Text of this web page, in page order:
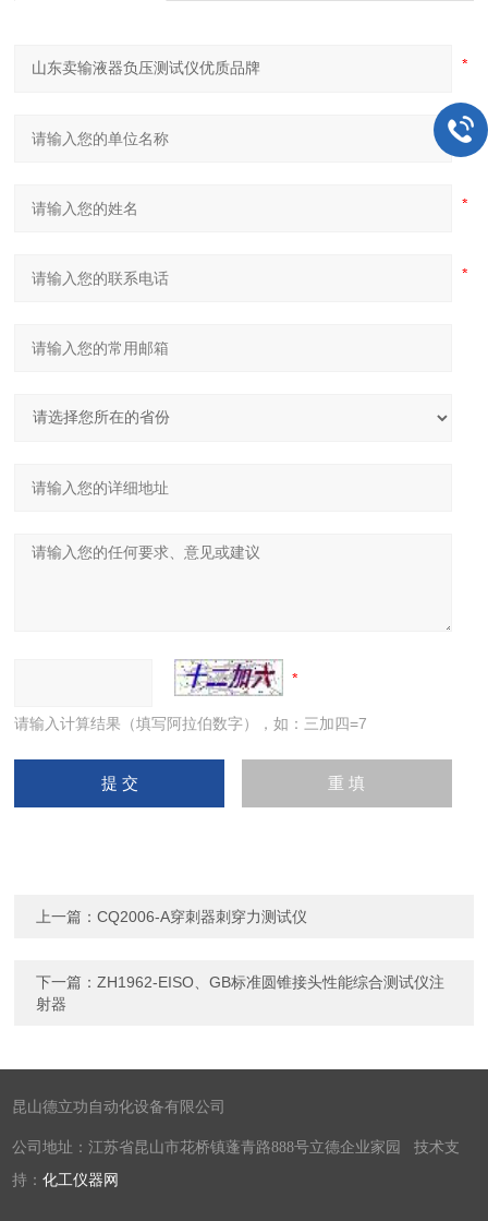
请输入计算结果（填写阿拉伯数字），如：三加四=7
上一篇：CQ2006-A穿刺器刺穿力测试仪
下一篇：ZH1962-EISO、GB标准圆锥接头性能综合测试仪注
射器
昆山德立功自动化设备有限公司
公司地址：江苏省昆山市花桥镇蓬青路888号立德企业家园 技术支
持：化工仪器网